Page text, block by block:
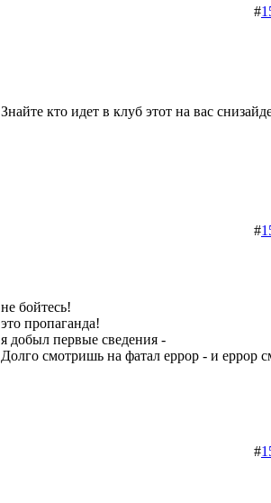
#
Знайте кто идет в клуб этот на вас
#
не бойтесь!
это пропаганда!
я добыл первые сведения -
Долго смотришь на фатал еррор - и еррор
#